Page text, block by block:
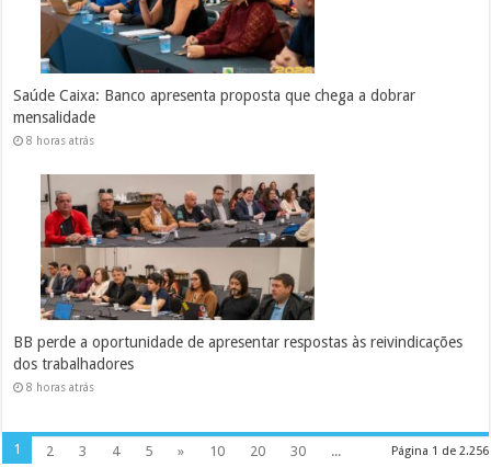
Saúde Caixa: Banco apresenta proposta que chega a dobrar
mensalidade
8 horas atrás
BB perde a oportunidade de apresentar respostas às reivindicações
dos trabalhadores
8 horas atrás
Página 1 de 2.256
1 2 3 4 5 » 10 20 30
...